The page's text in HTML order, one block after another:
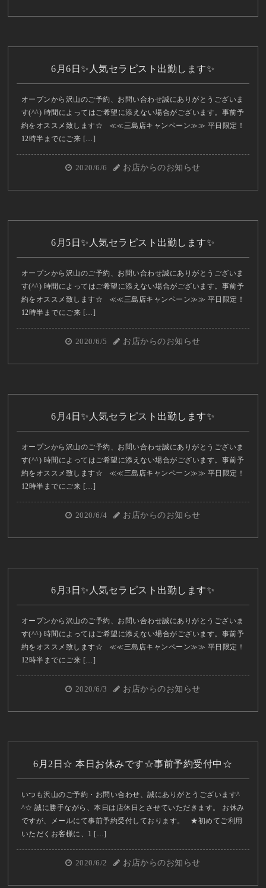
6月6日✨人気セラピスト出勤します✨
オープンから沢山のご予約、お問い合わせ誠にありがとうございま
す(^^) 時間によってはご希望に添えない場合がございます。事前予
約をオススメ致します☆ ≪≪三島店キャンペーン≫≫ 平日限定！
12時半までにご来 […]
2020/6/6 お店からのお知らせ
6月5日✨人気セラピスト出勤します✨
オープンから沢山のご予約、お問い合わせ誠にありがとうございま
す(^^) 時間によってはご希望に添えない場合がございます。事前予
約をオススメ致します☆ ≪≪三島店キャンペーン≫≫ 平日限定！
12時半までにご来 […]
2020/6/5 お店からのお知らせ
6月4日✨人気セラピスト出勤します✨
オープンから沢山のご予約、お問い合わせ誠にありがとうございま
す(^^) 時間によってはご希望に添えない場合がございます。事前予
約をオススメ致します☆ ≪≪三島店キャンペーン≫≫ 平日限定！
12時半までにご来 […]
2020/6/4 お店からのお知らせ
6月3日✨人気セラピスト出勤します✨
オープンから沢山のご予約、お問い合わせ誠にありがとうございま
す(^^) 時間によってはご希望に添えない場合がございます。事前予
約をオススメ致します☆ ≪≪三島店キャンペーン≫≫ 平日限定！
12時半までにご来 […]
2020/6/3 お店からのお知らせ
6月2日☆ 本日お休みです☆事前予約受付中☆
いつも沢山のご予約・お問い合わせ、誠にありがとうございます^
^☆ 誠に勝手ながら、本日は店休日とさせていただきます。 お休み
ですが、メールにて事前予約受付しております。 ★初めてご利用
いただくお客様に、1 […]
2020/6/2 お店からのお知らせ